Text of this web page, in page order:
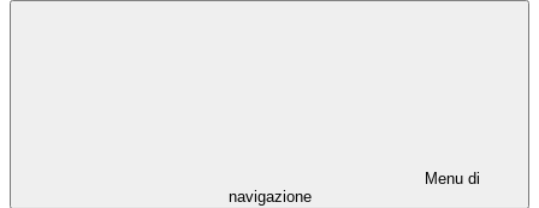
Menu di
navigazione